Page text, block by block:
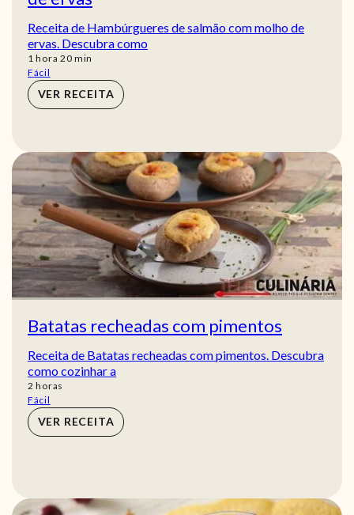
Receita de Hambúrgueres de salmão com molho de
ervas. Descubra como
1 hora
hora 20min
min
Fácil
VER RECEITA
Batatas recheadas com pimentos
Receita de Batatas recheadas com pimentos. Descubra
como cozinhar a
2 horas
horas
Fácil
VER RECEITA